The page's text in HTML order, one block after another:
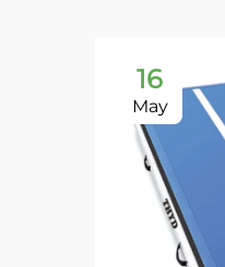
16
May